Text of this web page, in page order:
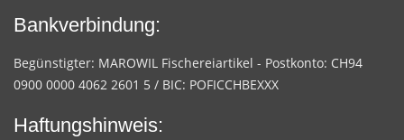
Bankverbindung:
Begünstigter: MAROWIL Fischereiartikel - Postkonto: CH94
0900 0000 4062 2601 5 / BIC: POFICCHBEXXX
Haftungshinweis: